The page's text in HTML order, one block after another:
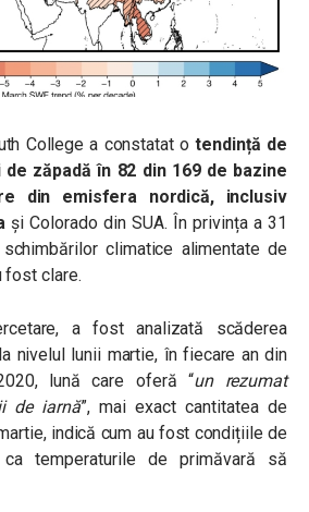
College a constatat o tendință de
zăpadă în 82 din 169 de bazine
din emisfera nordică, inclusiv
și Colorado din SUA. În privința a 31
climatice alimentate de
fost clare.
a fost analizată scăderea
nivelul lunii martie, în fiecare an din
lună care oferă“un rezumat
de iarnă”, mai exact cantitatea de
indică cum au fost condițiile de
temperaturile de primăvară să